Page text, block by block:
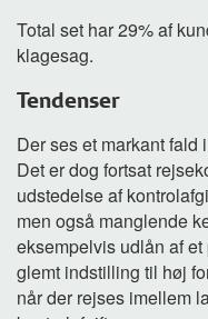
Total set har 29% af
klagesag.
Tendenser
Der ses et markant fald
Det er dog fortsat
udstedelse af
men også manglende
eksempelvis udlån af
glemt indstilling til høj
når der rejses imellem